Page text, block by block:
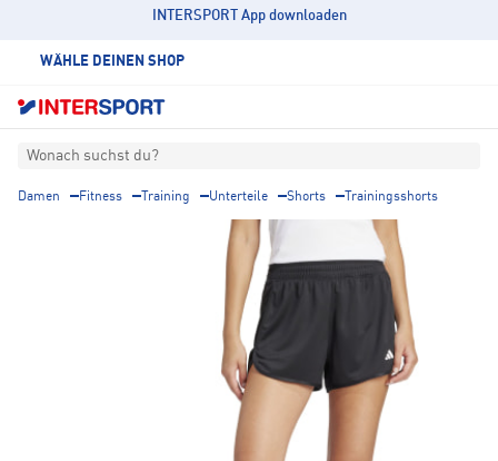
INTERSPORT App downloaden
WÄHLE DEINEN SHOP
Wonach suchst du?
Damen Fitness Training Unterteile Shorts Trainingsshorts